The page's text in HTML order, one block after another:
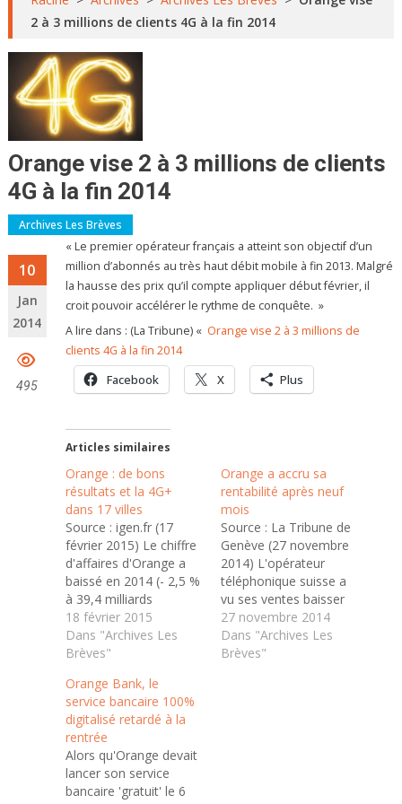
2 à 3 millions de clients 4G à la fin 2014
Orange vise 2 à 3 millions de clients
4G à la fin 2014
Archives Les Brèves
10
Jan
2014
495
« Le premier opérateur français a atteint son objectif d’un
million d’abonnés au très haut débit mobile à fin 2013. Malgré
la hausse des prix qu’il compte appliquer début février, il
croit pouvoir accélérer le rythme de conquête. »
A lire dans : (La Tribune) « Orange vise 2 à 3 millions de
clients 4G à la fin 2014
Facebook X Plus
Articles similaires
Orange : de bons
résultats et la 4G+
dans 17 villes
Source : igen.fr (17
février 2015) Le chiffre
d'affaires d'Orange a
baissé en 2014 (- 2,5 %
à 39,4 milliards
d'euros), mais malgré
tout le groupe annonce
avoir atteint l'ensemble
s'était fixés. En France,
plus spécifiquement, le
chiffre d'affaires a
connu un recul
comparable (- 3,5 %…
18 février 2015
Dans "Archives Les
Brèves"
Orange a accru sa
rentabilité après neuf
mois
Source : La Tribune de
Genève (27 novembre
2014) L'opérateur
téléphonique suisse a
vu ses ventes baisser
sur trois trimestres. Si
la rentabilité s'est
accrue, le chiffre
27 novembre 2014
Dans "Archives Les
Brèves"
Orange Bank, le
service bancaire 100%
digitalisé retardé à la
rentrée
Alors qu'Orange devait
lancer son service
bancaire 'gratuit' le 6